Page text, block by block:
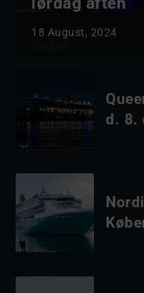
18 August, 2024
d. 8.